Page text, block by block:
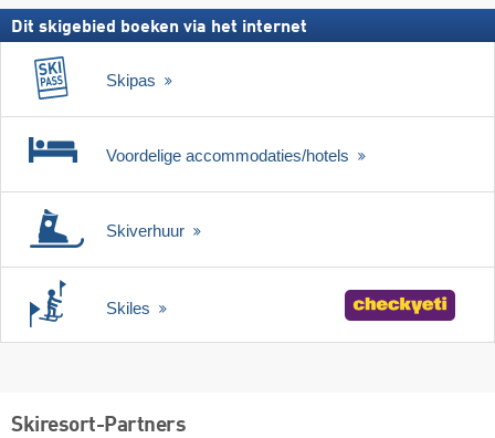
Dit skigebied boeken via het internet
Skipas
Voordelige accommodaties/hotels
Skiverhuur
Skiles
Skiresort-Partners